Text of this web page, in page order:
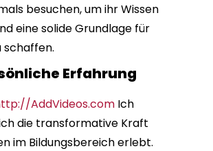
besuchen, um ihr Wissen
eine solide Grundlage für
schaffen.
Erfahrung
AddVideos.com Ich
die transformative Kraft
im Bildungsbereich erlebt.